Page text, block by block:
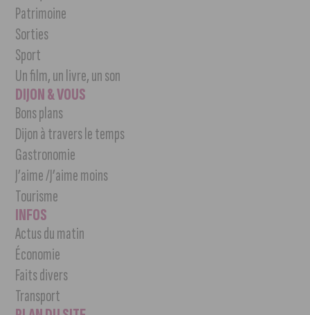
Patrimoine
Sorties
Sport
Un film, un livre, un son
DIJON & VOUS
Bons plans
Dijon à travers le temps
Gastronomie
J’aime /J’aime moins
Tourisme
INFOS
Actus du matin
Économie
Faits divers
Transport